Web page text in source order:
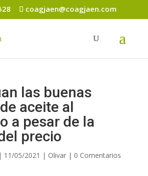
coagjaen@coagjaen.com
las buenas
aceite al
a pesar de la
precio
| 11/05/2021 | Olivar| 0 Comentarios